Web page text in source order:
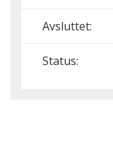
Avsluttet:
Status: